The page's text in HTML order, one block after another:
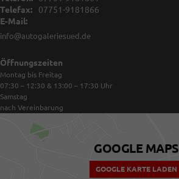
Telefax:
07751-9181866
E-Mail:
info@autogaleriesued.de
Öffnungszeiten
Montag bis Freitag
07:30 – 12:30 & 13:00 – 17:30 Uhr
Samstag
nach Vereinbarung
GOOGLE MAPS
GOOGLE KARTE LADEN